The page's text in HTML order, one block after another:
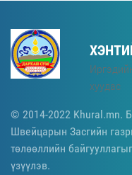
хуудас
© 2014-2022 Khural.mn.
Швейцарын Засгийн
төлөөллийн
үзүүлэв.